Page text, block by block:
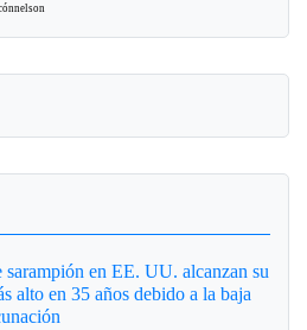
sarampión en EE. UU. alcanzan su
alto en 35 años debido a la baja